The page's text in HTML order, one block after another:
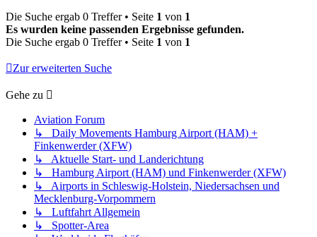
Die Suche ergab 0 Treffer • Seite 1 von 1
Es wurden keine passenden Ergebnisse gefunden.
Die Suche ergab 0 Treffer • Seite 1 von 1
Zur erweiterten Suche
Gehe zu
Aviation Forum
↳ Daily Movements Hamburg Airport (HAM) +
Finkenwerder (XFW)
↳ Aktuelle Start- und Landerichtung
↳ Hamburg Airport (HAM) und Finkenwerder (XFW)
↳ Airports in Schleswig-Holstein, Niedersachsen und
Mecklenburg-Vorpommern
↳ Luftfahrt Allgemein
↳ Spotter-Area